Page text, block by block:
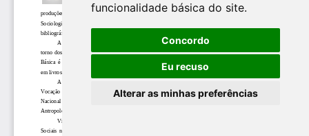
funcionalidade básica do site.
Concordo
Eu recuso
Alterar as minhas preferências